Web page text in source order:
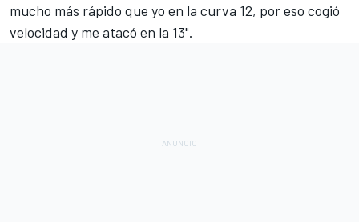
mucho más rápido que yo en la curva 12, por eso cogió
velocidad y me atacó en la 13".